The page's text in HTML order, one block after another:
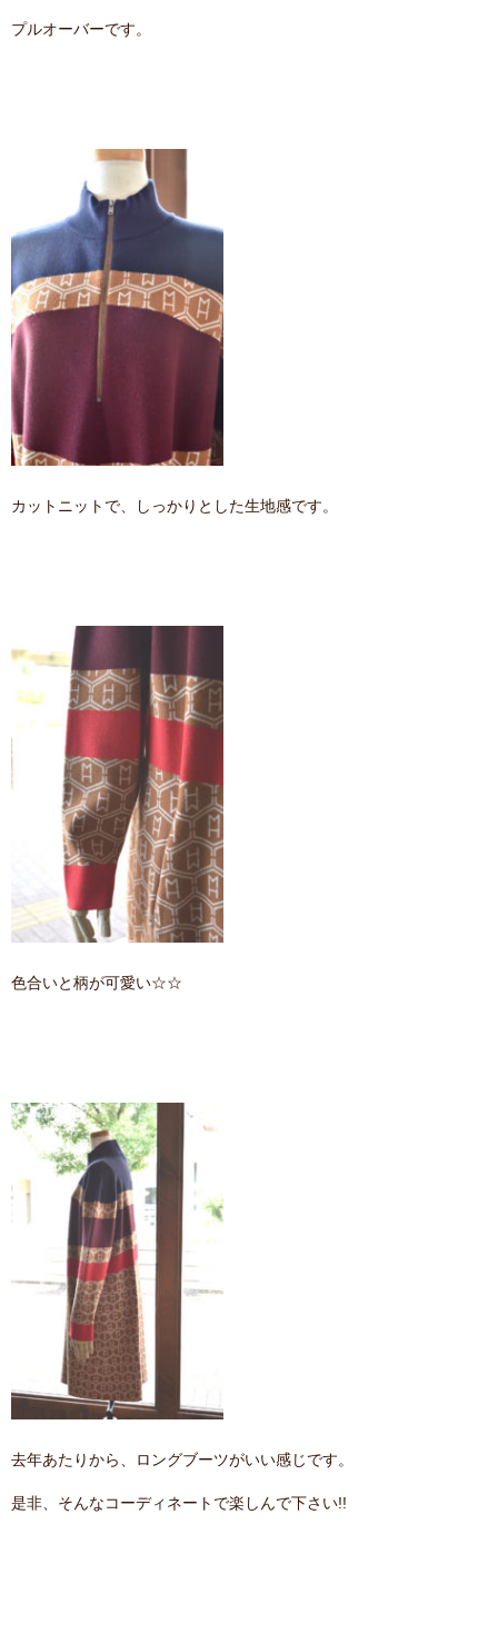
プルオーバーです。
カットニットで、しっかりとした生地感です。
色合いと柄が可愛い☆☆
去年あたりから、ロングブーツがいい感じです。
是非、そんなコーディネートで楽しんで下さい!!